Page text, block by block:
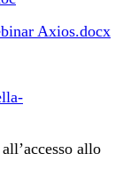
Axios.docx
allo